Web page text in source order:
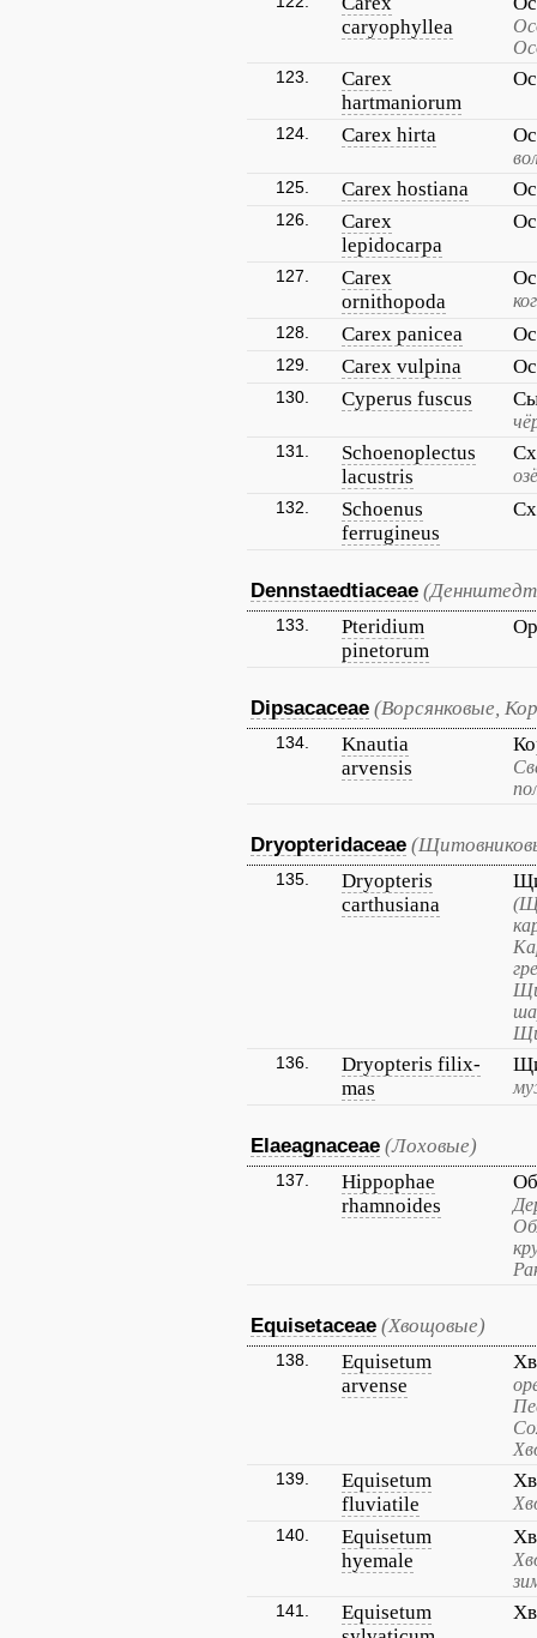
caryophyllea
123.
Carex
hartmaniorum
124. Carex hirta
125. Carex hostiana
126.
Carex
lepidocarpa
127.
Carex
ornithopoda
128. Carex panicea
129. Carex vulpina
130. Cyperus fuscus
131.
Schoenoplectus
lacustris
132.
Schoenus
ferrugineus
Dennstaedtiaceae
133.
Pteridium
pinetorum
Dipsacaceae (Ворсянковые,
134.
Knautia
arvensis
Dryopteridaceae
135.
Dryopteris
carthusiana
136.
Dryopteris filix-
mas
Elaeagnaceae (Лоховые)
137.
Hippophae
rhamnoides
Equisetaceae (Хвощовые)
138.
Equisetum
arvense
139.
Equisetum
fluviatile
140.
Equisetum
hyemale
141.
Equisetum